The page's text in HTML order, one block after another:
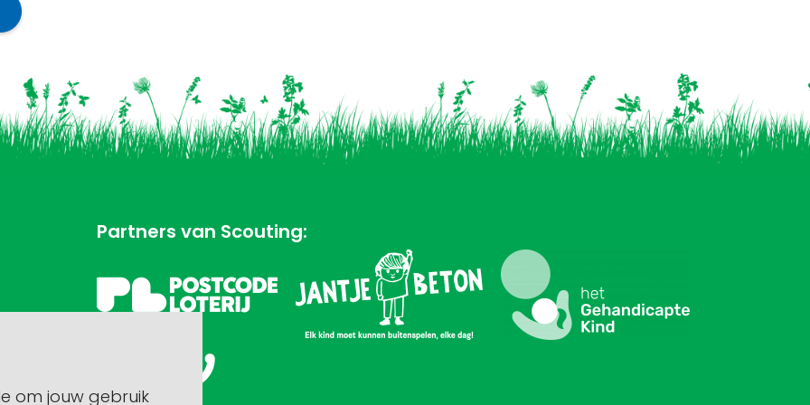
om jouw gebruik
Partners van Scouting: